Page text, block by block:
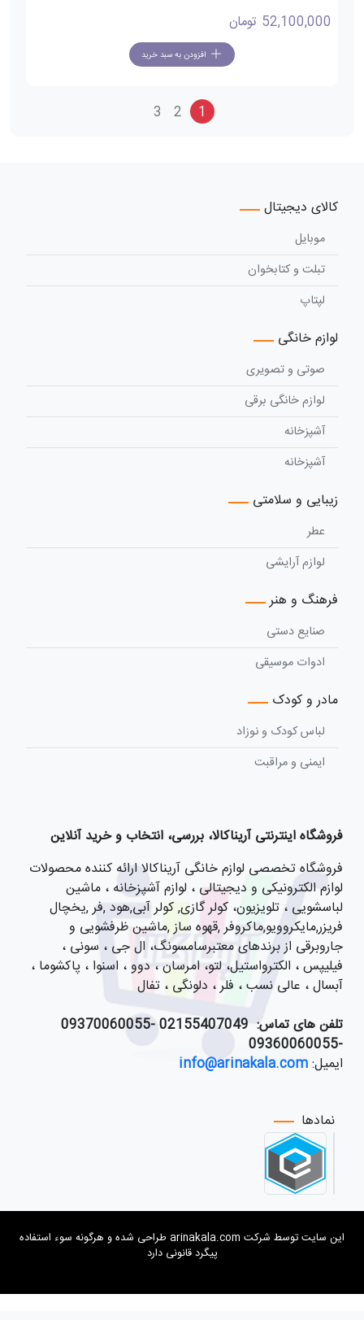
52,100,000 تومان
افزودن به سبد خرید
1
2
3
فروشگاه اینترنتی آریناکالا، بررسی، انتخاب و خرید آنلاین
فروشگاه تخصصی لوازم خانگی آریناکالا ارائه کننده محصولات
لوازم الکترونیکی و دیجیتالی ، لوازم آشپزخانه ، ماشین
لباسشویی ، تلویزیون، کولر گازی, کولر آبی,هود ,فر ,یخچال
فریزر,مایکروویو,ماکروفر ,قهوه ساز ,ماشین ظرفشویی و
جاروبرقی از برندهای معتبرسامسونگ، ال جی ، سونی ،
فیلیپس ، الکترواستیل، لتو، امرسان ، دوو ، اسنوا ، پاکشوما ،
آبسال ، عالی نسب ، فلر ، دلونگی ، تفال
تلفن های تماس:
021
55407049 -09370060055
-09360060055
ایمیل:info@arinakala.com
نمادها
کالای دیجیتال
موبایل
تبلت و کتابخوان
لپتاپ
لوازم خانگی
صوتی و تصویری
لوازم خانگی برقی
آشپزخانه
آشپزخانه
زیبایی و سلامتی
عطر
لوازم آرایشی
فرهنگ و هنر
صنایع دستی
ادوات موسیقی
مادر و کودک
لباس کودک و نوزاد
ایمنی و مراقبت
این سایت توسط شرکت arinakala.com طراحی شده و هرگونه سوء استفاده
پیگرد قانونی دارد